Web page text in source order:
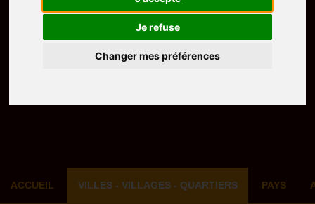
Je refuse
Changer mes préférences
ACCUEIL VILLES - VILLAGES - QUARTIERS PAYS